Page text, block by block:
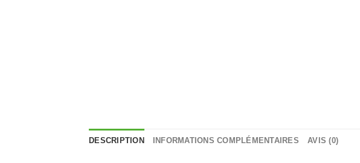
DESCRIPTION INFORMATIONS COMPLÉMENTAIRES AVIS (0)